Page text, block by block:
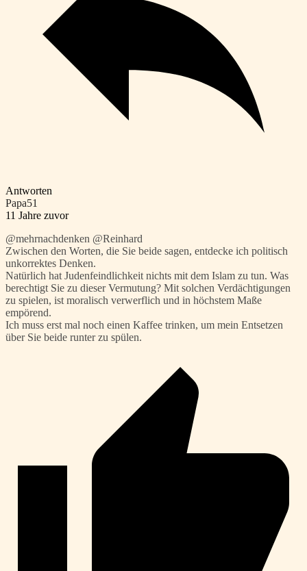
Antworten
Papa51
11 Jahre zuvor
@mehrnachdenken @Reinhard
Zwischen den Worten, die Sie beide sagen, entdecke ich politisch
unkorrektes Denken.
Natürlich hat Judenfeindlichkeit nichts mit dem Islam zu tun. Was
berechtigt Sie zu dieser Vermutung? Mit solchen Verdächtigungen
zu spielen, ist moralisch verwerflich und in höchstem Maße
empörend.
Ich muss erst mal noch einen Kaffee trinken, um mein Entsetzen
über Sie beide runter zu spülen.